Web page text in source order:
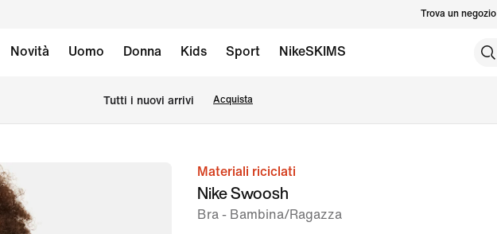
Trova un negozio
Novità Uomo Donna Kids Sport NikeSKIMS
Tutti i nuovi arrivi Acquista
immagine
Materiali riciclati
Nike Swoosh
Bra - Bambina/Ragazza